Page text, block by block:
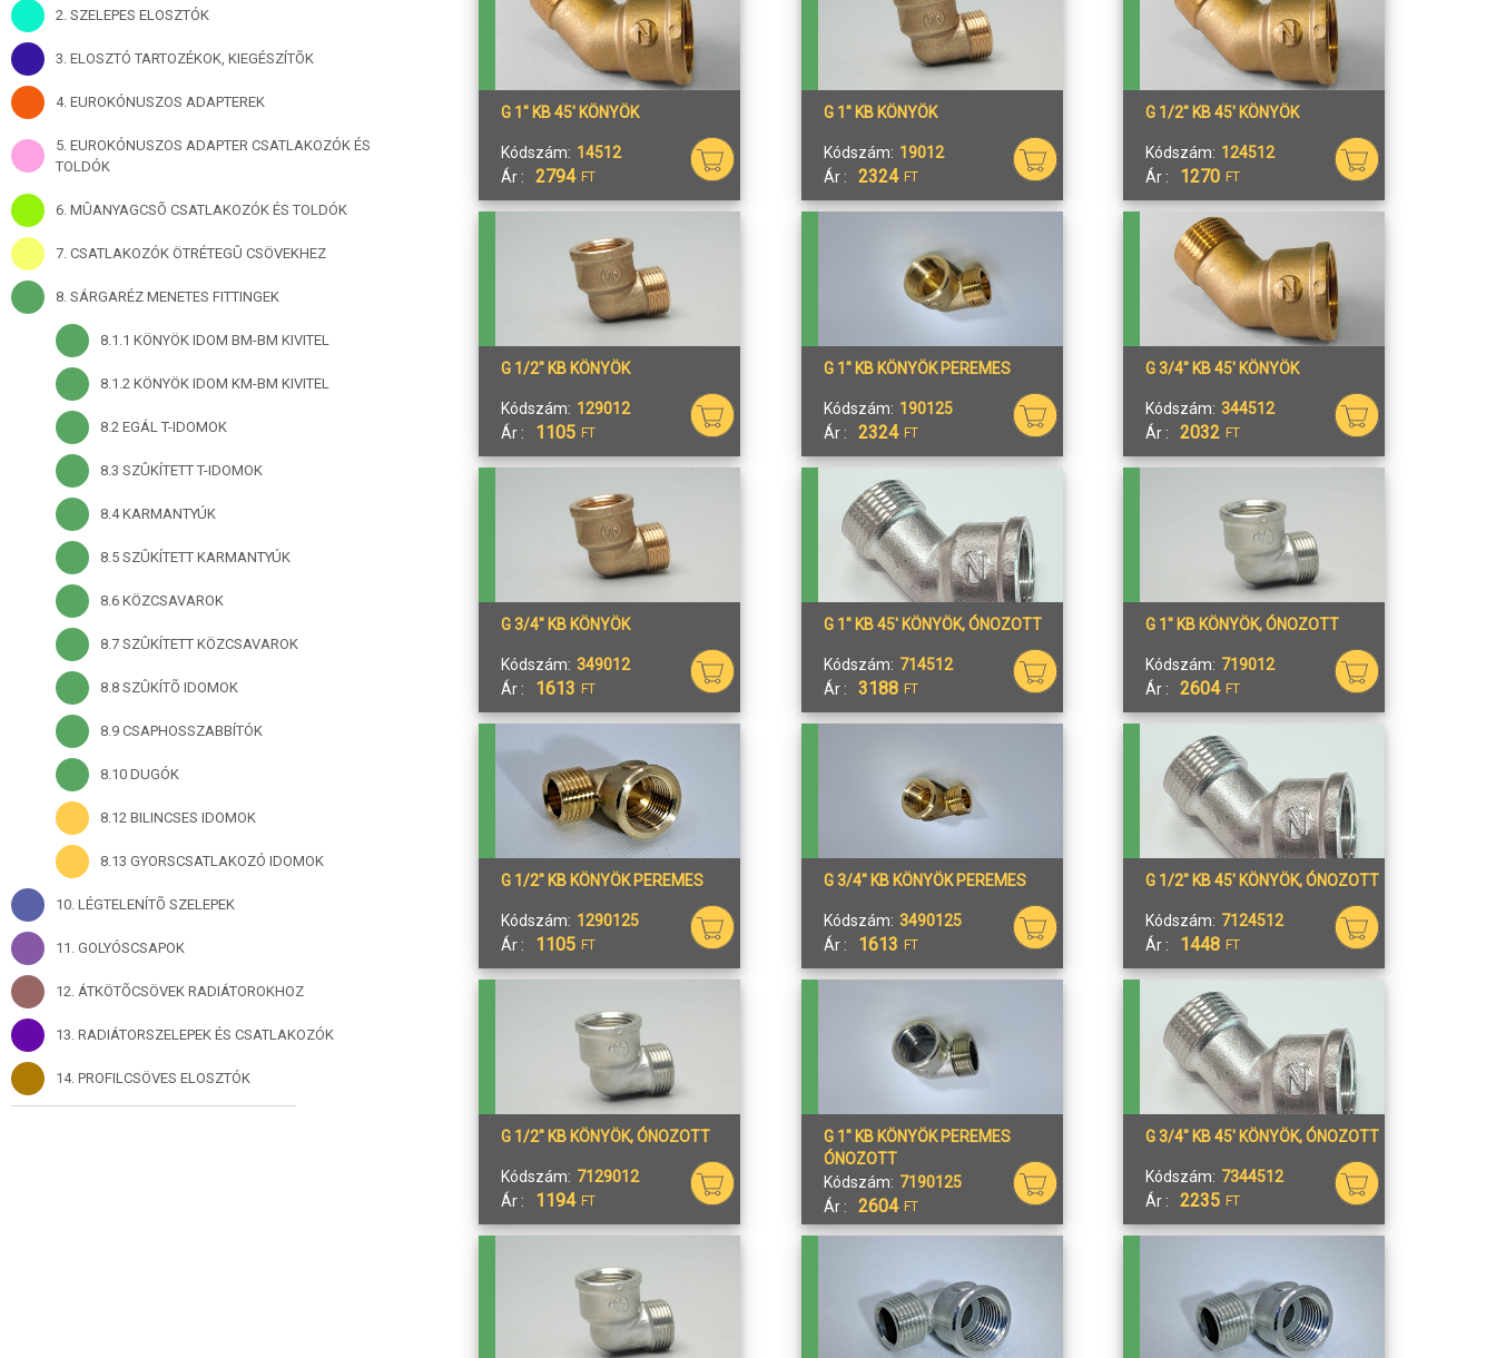
2. SZELEPES ELOSZTÓK
3. ELOSZTÓ TARTOZÉKOK, KIEGÉSZÍTÕK
4. EUROKÓNUSZOS ADAPTEREK
5. EUROKÓNUSZOS ADAPTER CSATLAKOZÓK ÉS
TOLDÓK
6. MÛANYAGCSÕ CSATLAKOZÓK ÉS TOLDÓK
7. CSATLAKOZÓK ÖTRÉTEGÛ CSÖVEKHEZ
8. SÁRGARÉZ MENETES FITTINGEK
8.1.1 KÖNYÖK IDOM BM-BM KIVITEL
8.1.2 KÖNYÖK IDOM KM-BM KIVITEL
8.2 EGÁL T-IDOMOK
8.3 SZÛKÍTETT T-IDOMOK
8.4 KARMANTYÚK
8.5 SZÛKÍTETT KARMANTYÚK
8.6 KÖZCSAVAROK
8.7 SZÛKÍTETT KÖZCSAVAROK
8.8 SZÛKÍTÕ IDOMOK
8.9 CSAPHOSSZABBÍTÓK
8.10 DUGÓK
8.12 BILINCSES IDOMOK
8.13 GYORSCSATLAKOZÓ IDOMOK
10. LÉGTELENÍTÕ SZELEPEK
11. GOLYÓSCSAPOK
12. ÁTKÖTÕCSÖVEK RADIÁTOROKHOZ
13. RADIÁTORSZELEPEK ÉS CSATLAKOZÓK
14. PROFILCSÖVES ELOSZTÓK
G 1" KB 45' KÖNYÖK
Kódszám: 14512
Ár :
2794 FT
G 1" KB KÖNYÖK
Kódszám: 19012
Ár :
2324 FT
G 1/2" KB 45' KÖNYÖK
Kódszám: 124512
Ár :
1270 FT
G 1/2" KB KÖNYÖK
Kódszám: 129012
Ár :
1105 FT
G 1" KB KÖNYÖK PEREMES
Kódszám: 190125
Ár :
2324 FT
G 3/4" KB 45' KÖNYÖK
Kódszám: 344512
Ár :
2032 FT
G 3/4" KB KÖNYÖK
Kódszám: 349012
Ár :
1613 FT
G 1" KB 45' KÖNYÖK, ÓNOZOTT
Kódszám: 714512
Ár :
3188 FT
G 1" KB KÖNYÖK, ÓNOZOTT
Kódszám: 719012
Ár :
2604 FT
G 1/2" KB KÖNYÖK PEREMES
Kódszám: 1290125
Ár :
1105 FT
G 3/4" KB KÖNYÖK PEREMES
Kódszám: 3490125
Ár :
1613 FT
G 1/2" KB 45' KÖNYÖK, ÓNOZOTT
Kódszám: 7124512
Ár :
1448 FT
G 1/2" KB KÖNYÖK, ÓNOZOTT
Kódszám: 7129012
Ár :
1194 FT
G 1" KB KÖNYÖK PEREMES
ÓNOZOTT
Kódszám: 7190125
Ár :
2604 FT
G 3/4" KB 45' KÖNYÖK, ÓNOZOTT
Kódszám: 7344512
Ár :
2235 FT